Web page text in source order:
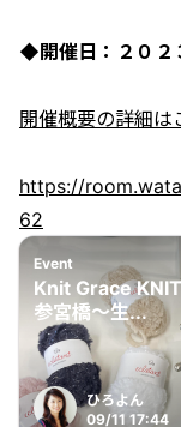
◆開催日：２０２
開催概要の詳細
https://
62
Event
Knit Grace
参宮橋〜生...
ひろよん
09/11 17:44